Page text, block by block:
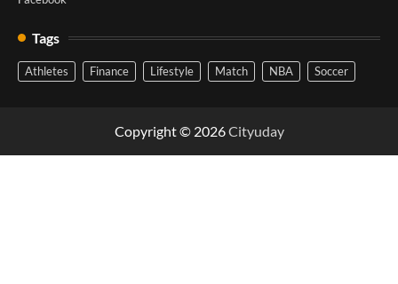
Tags
Athletes Finance Lifestyle Match NBA Soccer
Copyright © 2026Cityuday